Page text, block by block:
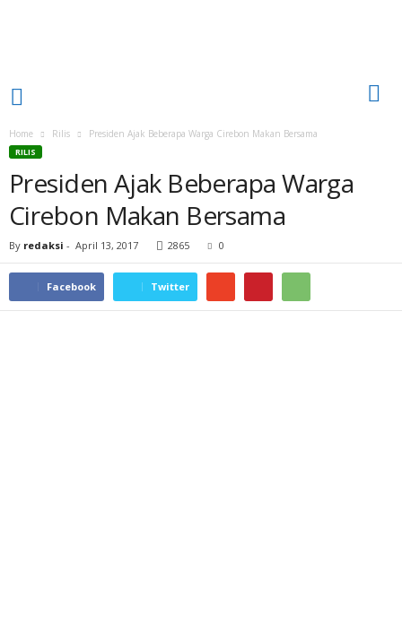
Home Rilis Presiden​ Ajak Beberapa Warga Cirebon Makan Bersama
RILIS
Presiden​ Ajak Beberapa Warga
Cirebon Makan Bersama
By redaksi - April 13, 2017 2865 0
Facebook Twitter